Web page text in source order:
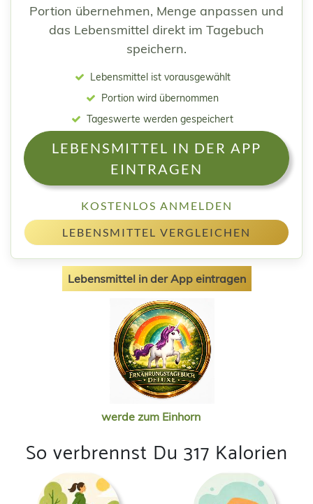
Portion übernehmen, Menge anpassen und
das Lebensmittel direkt im Tagebuch
speichern.
Lebensmittel ist vorausgewählt
Portion wird übernommen
Tageswerte werden gespeichert
LEBENSMITTEL IN DER APP
EINTRAGEN
KOSTENLOS ANMELDEN
LEBENSMITTEL VERGLEICHEN
Lebensmittel in der App eintragen
werde zum Einhorn
So verbrennst Du 317 Kalorien